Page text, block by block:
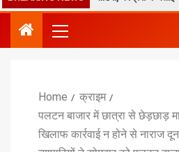
Home
क्राइम
पलटन बाजार में छात्रा से छेड़छाड़
खिलाफ कार्रवाई न होने से नाराज